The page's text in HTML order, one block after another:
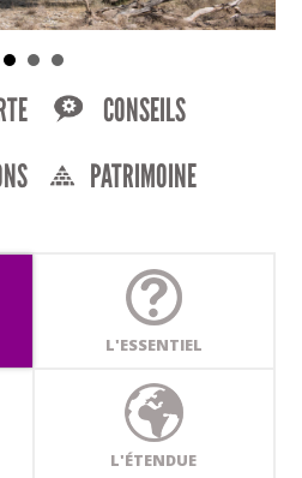
CONSEILS
PATRIMOINE
L'ESSENTIEL
L'ÉTENDUE